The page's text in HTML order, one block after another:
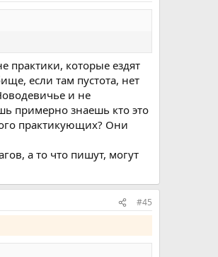
практики, которые ездят
если там пустота, нет
и не
примерно знаешь кто это
практикующих? Они
а то что пишут, могут
#45